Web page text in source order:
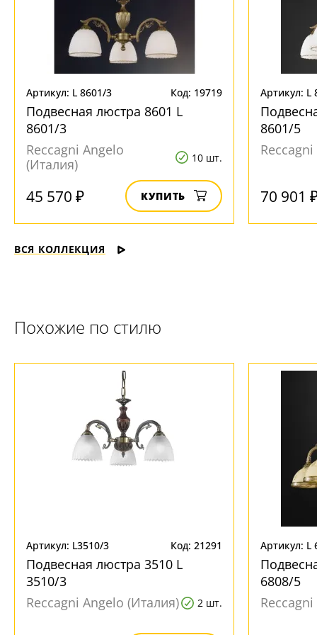
Артикул: L 8601/3 Код: 19719
Подвесная люстра 8601 L
8601/3
Reccagni Angelo
(Италия)
10 шт.
45 570 ₽ КУПИТЬ
Артикул: L
8601/5
70 901
ВСЯ КОЛЛЕКЦИЯ
Похожие по стилю
Артикул: L3510/3 Код: 21291
Подвесная люстра 3510 L
3510/3
Reccagni Angelo (Италия)
2 шт.
Артикул: L
6808/5